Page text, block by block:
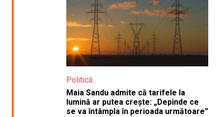
Politică
Maia Sandu admite că tarifele la
lumină ar putea crește: „Depinde ce
se va întâmpla în perioada următoare”